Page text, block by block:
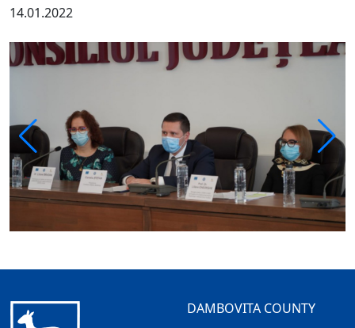
14.01.2022
DAMBOVITA COUNTY